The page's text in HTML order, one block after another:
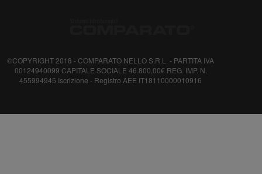
©COPYRIGHT 2018 - COMPARATO NELLO S.R.L. - PARTITA IVA
00124940099 CAPITALE SOCIALE 46.800,00€ REG. IMP. N.
455994945 Iscrizione - Registro AEE IT18110000010916